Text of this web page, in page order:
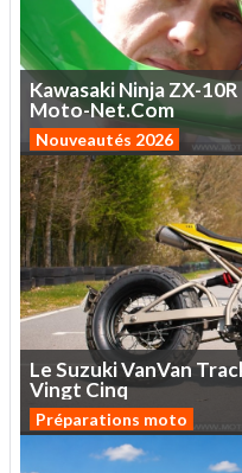
KawasakiNinjaZX-10R
Moto-Net.Com
Nouveautés 2026
LeSuzukiVanVan
Vingt Cinq
Préparations moto